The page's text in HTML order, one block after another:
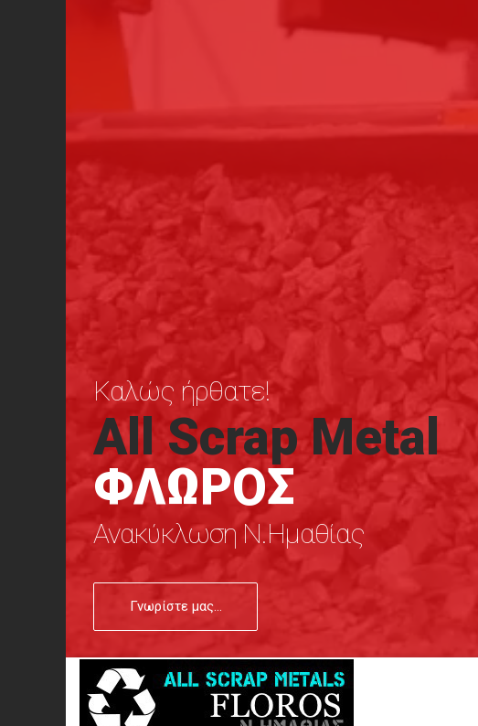
Καλώς ήρθατε!
All Scrap Metal
ΦΛΩΡΟΣ
Ανακύκλωση Ν.Ημαθίας
Γνωρίστε μας...